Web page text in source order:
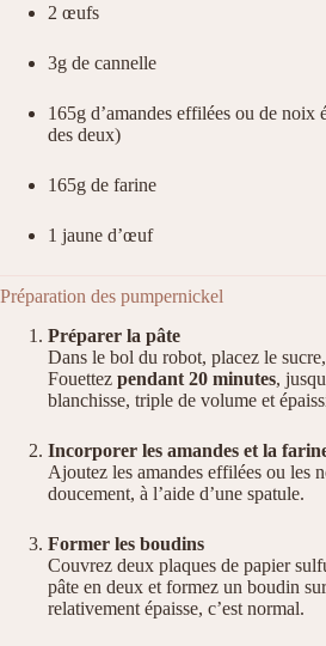
2 œufs
3g de cannelle
165g d’amandes effilées ou de noix
des deux)
165g de farine
1 jaune d’œuf
Préparation des pumpernickel
Préparer la pâte
Dans le bol du robot, placez le
Fouettez pendant 20 minutes,
blanchisse, triple de volume et
Incorporer les amandes et la
Ajoutez les amandes effilées ou les
doucement, à l’aide d’une spatule.
Former les boudins
Couvrez deux plaques de papier
pâte en deux et formez un boudin
relativement épaisse, c’est normal.